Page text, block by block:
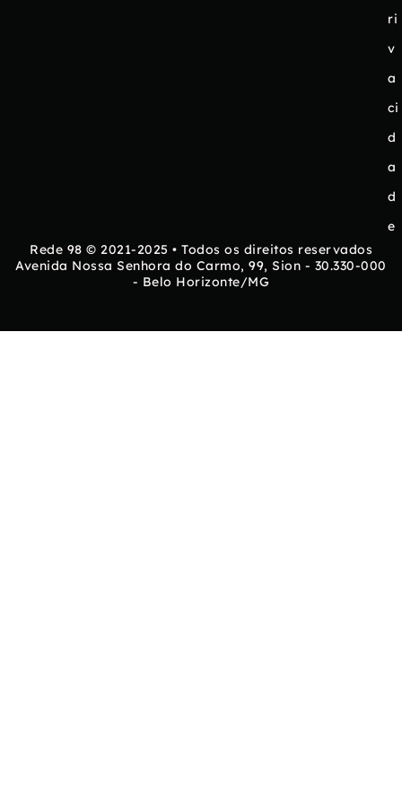
ri
v
a
ci
d
a
d
e
Rede 98 © 2021-2025 • Todos os direitos reservados
Avenida Nossa Senhora do Carmo, 99, Sion - 30.330-000
- Belo Horizonte/MG